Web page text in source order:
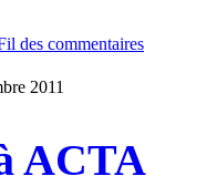
des commentaires
2011
ACTA